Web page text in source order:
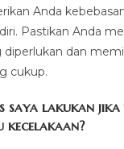
Anda
Pastikan Anda
diperlukan dan
cukup.
saya lakukan
kecelakaan?